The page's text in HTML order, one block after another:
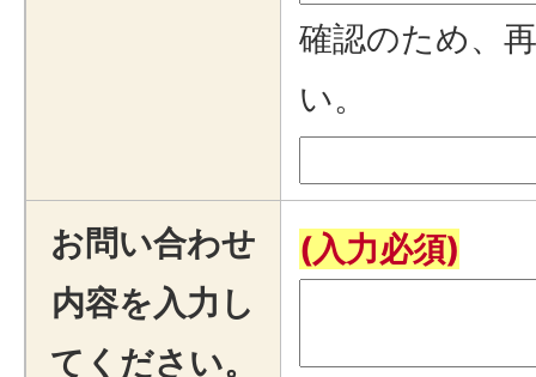
確認のため、
い。
お問い合わせ
内容を入力し
てください。
(入力必須)